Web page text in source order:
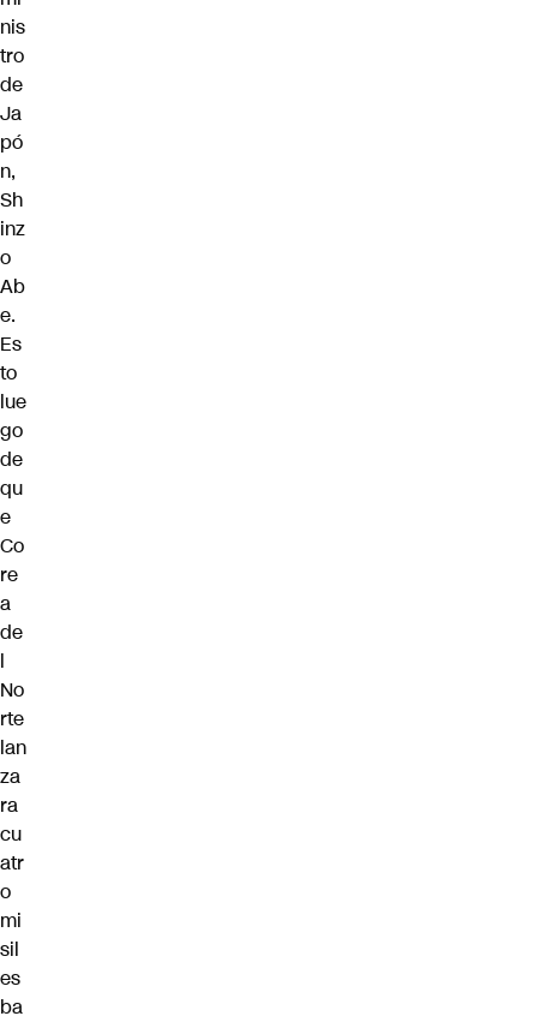
nis
tro
de
Ja
pó
n,
Sh
inz
o
Ab
e.
Es
to
lue
go
de
qu
e
Co
re
a
de
l
No
rte
lan
za
ra
cu
atr
o
mi
sil
es
ba